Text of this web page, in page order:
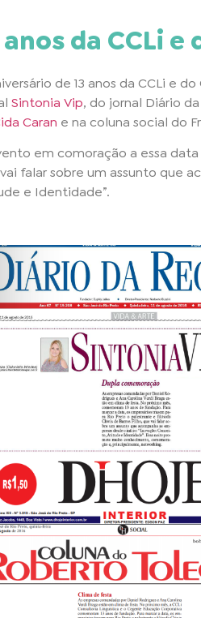
anos da CCLi
de 13 anos da CCLi e
Sintonia Vip, do jornal Diário
Caran e na coluna social do
em comoração a essa
falar sobre um assunto que
e Identidade”.